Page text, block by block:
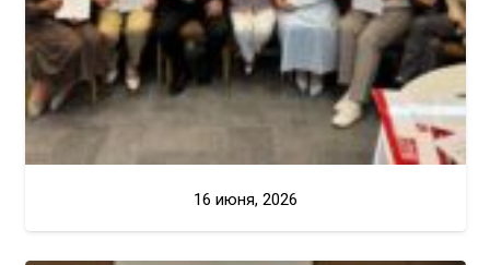
16 июня, 2026